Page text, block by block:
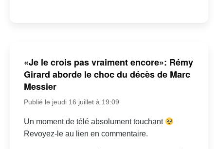
«Je le crois pas vraiment encore»: Rémy
Girard aborde le choc du décès de Marc
Messier
Publié le jeudi 16 juillet à 19:09
Un moment de télé absolument touchant
Revoyez-le au lien en commentaire.